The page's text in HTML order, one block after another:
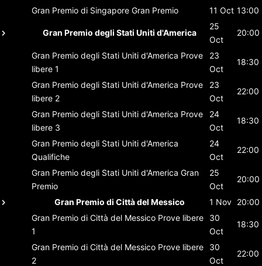
Gran Premio di Singapore Gran Premio 11 Oct 13:00
Gran Premio degli Stati Uniti d'America
25
Oct
20:00
Gran Premio degli Stati Uniti d'America Prove
libere 1
23
Oct
18:30
Gran Premio degli Stati Uniti d'America Prove
libere 2
23
Oct
22:00
Gran Premio degli Stati Uniti d'America Prove
libere 3
24
Oct
18:30
Gran Premio degli Stati Uniti d'America
Qualifiche
24
Oct
22:00
Gran Premio degli Stati Uniti d'America Gran
Premio
25
Oct
20:00
Gran Premio di Città del Messico 1 Nov 20:00
Gran Premio di Città del Messico Prove libere
1
30
Oct
18:30
Gran Premio di Città del Messico Prove libere
2
30
Oct
22:00